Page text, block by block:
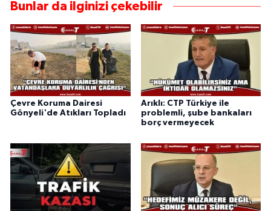
Bunlar da ilginizi çekebilir
Çevre Koruma Dairesi
Gönyeli'de Atıkları Topladı
Arıklı: CTP Türkiye ile
problemli, şube bankaları
borç vermeyecek